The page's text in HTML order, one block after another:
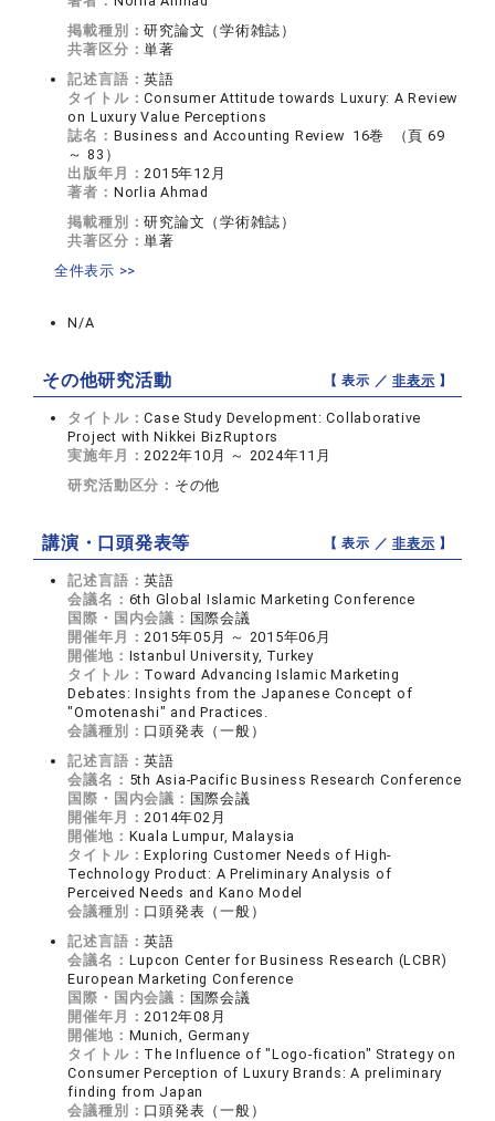
掲載種別：研究論文（学術雑誌）
共著区分：単著
記述言語：英語
タイトル：Consumer Attitude towards Luxury: A Review
on Luxury Value Perceptions
誌名： Business and Accounting Review 16巻 （頁 69
～ 83）
出版年月：2015年12月
著者： Norlia Ahmad
掲載種別：研究論文（学術雑誌）
共著区分：単著
全件表示 >>
N/A
その他研究活動 【 表示 ／非表示 】
タイトル：Case Study Development: Collaborative
Project with Nikkei BizRuptors
実施年月：2022年10月 ～ 2024年11月
研究活動区分： その他
講演・口頭発表等 【 表示 ／非表示 】
記述言語：英語
会議名： 6th Global Islamic Marketing Conference
国際・国内会議： 国際会議
開催年月：2015年05月 ～ 2015年06月
開催地： Istanbul University, Turkey
タイトル： Toward Advancing Islamic Marketing
Debates: Insights from the Japanese Concept of
"Omotenashi" and Practices.
会議種別： 口頭発表（一般）
記述言語：英語
会議名： 5th Asia-Pacific Business Research Conference
国際・国内会議： 国際会議
開催年月：2014年02月
開催地： Kuala Lumpur, Malaysia
タイトル：Exploring Customer Needs of High-
Technology Product: A Preliminary Analysis of
Perceived Needs and Kano Model
会議種別： 口頭発表（一般）
記述言語：英語
会議名： Lupcon Center for Business Research (LCBR)
European Marketing Conference
国際・国内会議： 国際会議
開催年月：2012年08月
開催地： Munich, Germany
タイトル： The Influence of "Logo-fication" Strategy on
Consumer Perception of Luxury Brands: A preliminary
finding from Japan
会議種別： 口頭発表（一般）